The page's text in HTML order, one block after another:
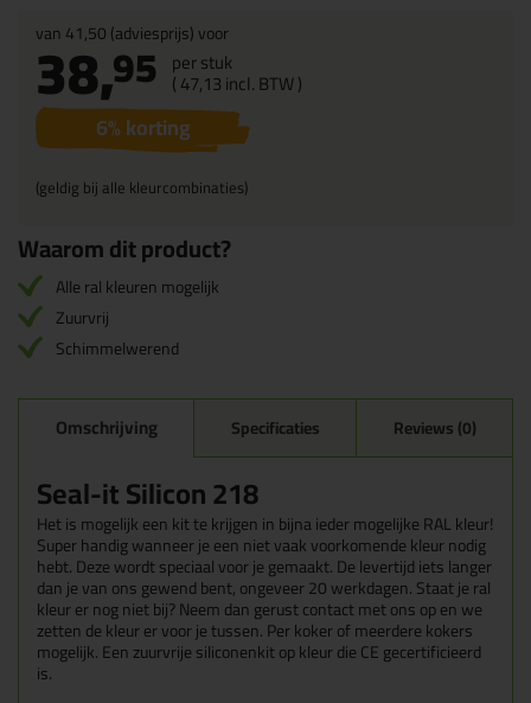
van41,50(adviesprijs) voor
38,95 per stuk
(47,13incl. BTW )
6% korting
(geldig bij alle kleurcombinaties)
Waarom dit product?
Alle ral kleuren mogelijk
Zuurvrij
Schimmelwerend
Omschrijving Specificaties Reviews (0)
Seal-it Silicon 218
Het is mogelijk een kit te krijgen in bijna ieder mogelijke RAL kleur!
Super handig wanneer je een niet vaak voorkomende kleur nodig
hebt. Deze wordt speciaal voor je gemaakt. De levertijd iets langer
dan je van ons gewend bent, ongeveer 20 werkdagen. Staat je ral
kleur er nog niet bij? Neem dan gerust contact met ons op en we
zetten de kleur er voor je tussen. Per koker of meerdere kokers
mogelijk. Een zuurvrije siliconenkit op kleur die CE gecertificieerd
is.